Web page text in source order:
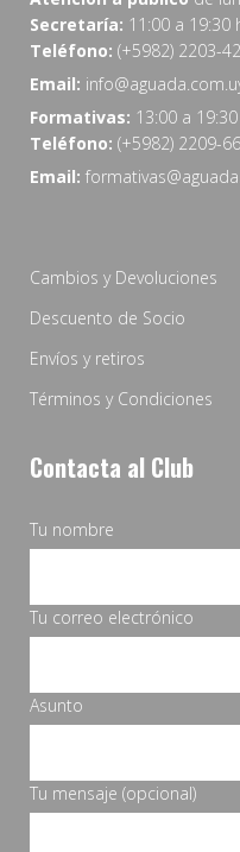
Secretaría: 11:00 a 19:30
Teléfono: (+5982) 2203-
Email:
Formativas: 13:00 a
Teléfono: (+5982) 2209-
Email:
Cambios y Devoluciones
Descuento de Socio
Envíos y retiros
Términos y Condiciones
Contacta al Club
Tu nombre
Tu correo electrónico
Asunto
Tu mensaje (opcional)